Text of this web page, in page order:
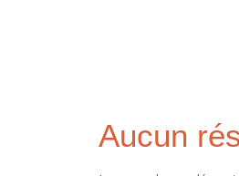
Aucun